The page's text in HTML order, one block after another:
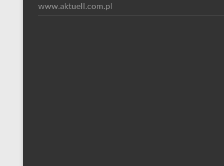
www.aktuell.com.pl